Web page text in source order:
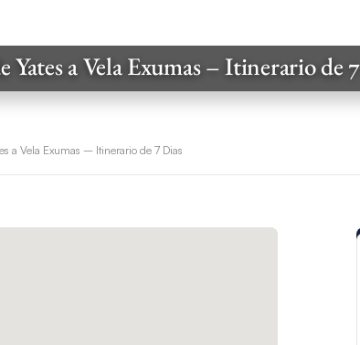
Yates a Vela Exumas – Itinerario de
a Vela Exumas – Itinerario de 7 Dias